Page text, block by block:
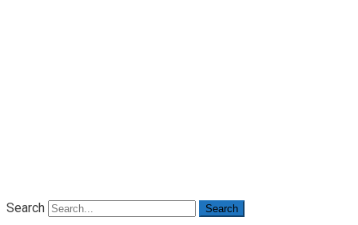
Search Search